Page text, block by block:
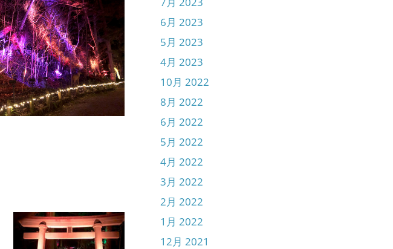
6月 2023
5月 2023
4月 2023
10月 2022
8月 2022
6月 2022
5月 2022
4月 2022
3月 2022
2月 2022
1月 2022
12月 2021